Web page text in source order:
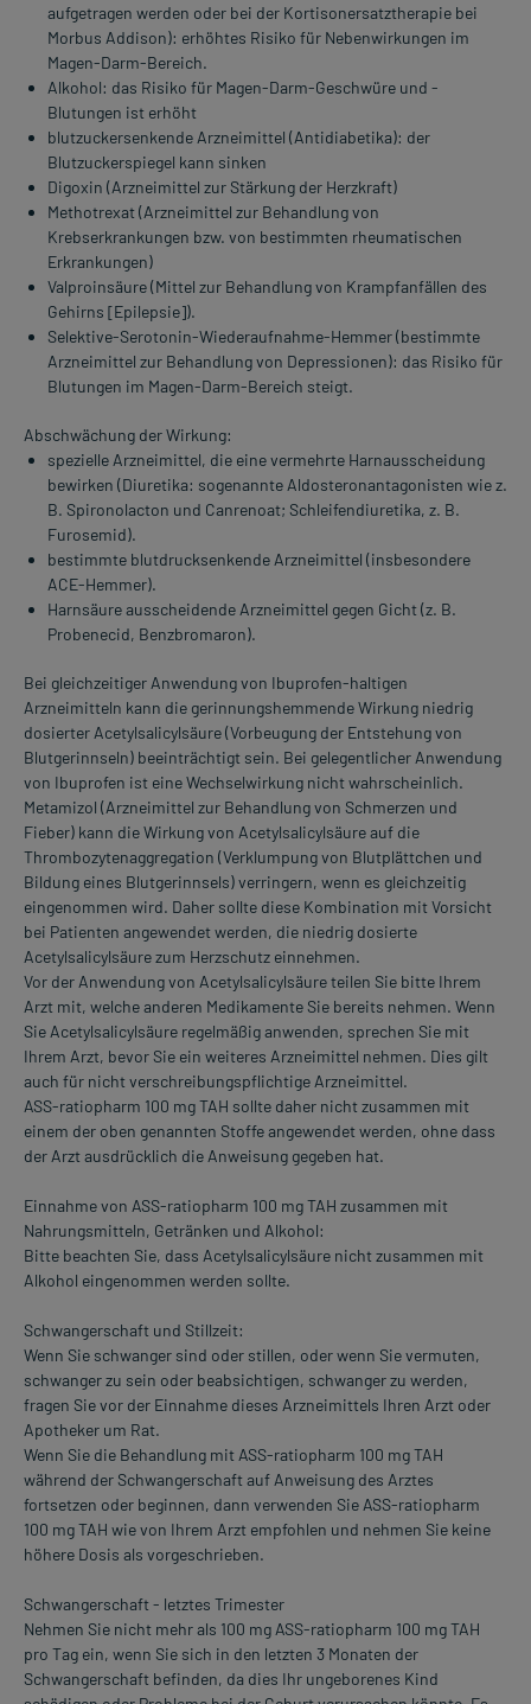
aufgetragen werden oder bei der Kortisonersatztherapie bei
Morbus Addison): erhöhtes Risiko für Nebenwirkungen im
Magen-Darm-Bereich.
Alkohol: das Risiko für Magen-Darm-Geschwüre und -
Blutungen ist erhöht
blutzuckersenkende Arzneimittel (Antidiabetika): der
Blutzuckerspiegel kann sinken
Digoxin (Arzneimittel zur Stärkung der Herzkraft)
Methotrexat (Arzneimittel zur Behandlung von
Krebserkrankungen bzw. von bestimmten rheumatischen
Erkrankungen)
Valproinsäure (Mittel zur Behandlung von Krampfanfällen des
Gehirns [Epilepsie]).
Selektive-Serotonin-Wiederaufnahme-Hemmer (bestimmte
Arzneimittel zur Behandlung von Depressionen): das Risiko für
Blutungen im Magen-Darm-Bereich steigt.
Abschwächung der Wirkung:
spezielle Arzneimittel, die eine vermehrte Harnausscheidung
bewirken (Diuretika: sogenannte Aldosteronantagonisten wie z.
B. Spironolacton und Canrenoat; Schleifendiuretika, z. B.
Furosemid).
bestimmte blutdrucksenkende Arzneimittel (insbesondere
ACE-Hemmer).
Harnsäure ausscheidende Arzneimittel gegen Gicht (z. B.
Probenecid, Benzbromaron).
Bei gleichzeitiger Anwendung von Ibuprofen-haltigen
Arzneimitteln kann die gerinnungshemmende Wirkung niedrig
dosierter Acetylsalicylsäure (Vorbeugung der Entstehung von
Blutgerinnseln) beeinträchtigt sein. Bei gelegentlicher Anwendung
von Ibuprofen ist eine Wechselwirkung nicht wahrscheinlich.
Metamizol (Arzneimittel zur Behandlung von Schmerzen und
Fieber) kann die Wirkung von Acetylsalicylsäure auf die
Thrombozytenaggregation (Verklumpung von Blutplättchen und
Bildung eines Blutgerinnsels) verringern, wenn es gleichzeitig
eingenommen wird. Daher sollte diese Kombination mit Vorsicht
bei Patienten angewendet werden, die niedrig dosierte
Acetylsalicylsäure zum Herzschutz einnehmen.
Vor der Anwendung von Acetylsalicylsäure teilen Sie bitte Ihrem
Arzt mit, welche anderen Medikamente Sie bereits nehmen. Wenn
Sie Acetylsalicylsäure regelmäßig anwenden, sprechen Sie mit
Ihrem Arzt, bevor Sie ein weiteres Arzneimittel nehmen. Dies gilt
auch für nicht verschreibungspflichtige Arzneimittel.
ASS-ratiopharm 100 mg TAH sollte daher nicht zusammen mit
einem der oben genannten Stoffe angewendet werden, ohne dass
der Arzt ausdrücklich die Anweisung gegeben hat.
Einnahme von ASS-ratiopharm 100 mg TAH zusammen mit
Nahrungsmitteln, Getränken und Alkohol:
Bitte beachten Sie, dass Acetylsalicylsäure nicht zusammen mit
Alkohol eingenommen werden sollte.
Schwangerschaft und Stillzeit:
Wenn Sie schwanger sind oder stillen, oder wenn Sie vermuten,
schwanger zu sein oder beabsichtigen, schwanger zu werden,
fragen Sie vor der Einnahme dieses Arzneimittels Ihren Arzt oder
Apotheker um Rat.
Wenn Sie die Behandlung mit ASS-ratiopharm 100 mg TAH
während der Schwangerschaft auf Anweisung des Arztes
fortsetzen oder beginnen, dann verwenden Sie ASS-ratiopharm
100 mg TAH wie von Ihrem Arzt empfohlen und nehmen Sie keine
höhere Dosis als vorgeschrieben.
Schwangerschaft - letztes Trimester
Nehmen Sie nicht mehr als 100 mg ASS-ratiopharm 100 mg TAH
pro Tag ein, wenn Sie sich in den letzten 3 Monaten der
Schwangerschaft befinden, da dies Ihr ungeborenes Kind